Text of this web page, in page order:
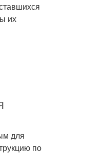
их
для
по